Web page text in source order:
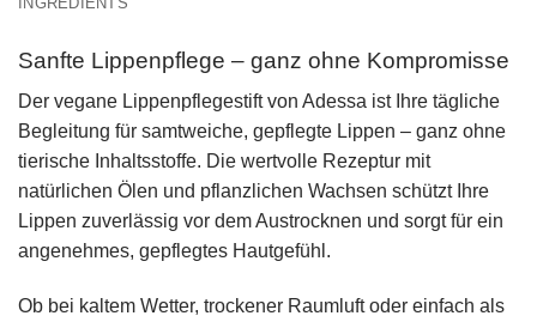
Sanfte Lippenpflege – ganz ohne Kompromisse
Der vegane Lippenpflegestift von Adessa ist Ihre tägliche
Begleitung für samtweiche, gepflegte Lippen – ganz ohne
tierische Inhaltsstoffe. Die wertvolle Rezeptur mit
natürlichen Ölen und pflanzlichen Wachsen schützt Ihre
Lippen zuverlässig vor dem Austrocknen und sorgt für ein
angenehmes, gepflegtes Hautgefühl.
Ob bei kaltem Wetter, trockener Raumluft oder einfach als